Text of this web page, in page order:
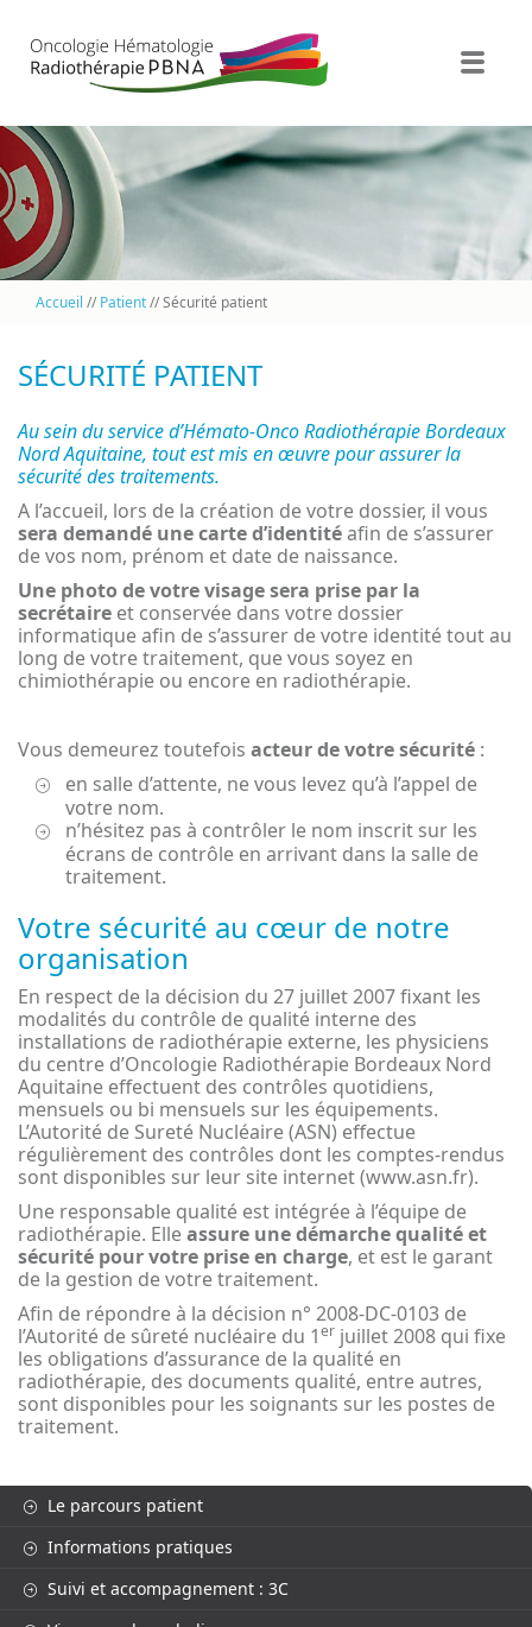
PBNA Oncologie Radiothérapie
Plateau technique
Patient
Comprendre les traitements
Espace Pro
Espace Patient
Nos partenaires
Accueil // Patient// Sécurité patient
SÉCURITÉ PATIENT
Au sein du service d’Hémato-Onco Radiothérapie Bordeaux
Nord Aquitaine, tout est mis en œuvre pour assurer la
sécurité des traitements.
A l’accueil, lors de la création de votre dossier, il vous
sera demandé une carte d’identitéafin de s’assurer
de vos nom, prénom et date de naissance.
Une photo de votre visage sera prise par la
secrétaire et conservée dans votre dossier
informatique afin de s’assurer de votre identité tout au
long de votre traitement, que vous soyez en
chimiothérapie ou encore en radiothérapie.
Vous demeurez toutefois acteur de votre sécurité :
en salle d’attente, ne vous levez qu’à l’appel de
votre nom.
n’hésitez pas à contrôler le nom inscrit sur les
écrans de contrôle en arrivant dans la salle de
traitement.
Votre sécurité au cœur de notre
organisation
En respect de la décision du 27 juillet 2007 fixant les
modalités du contrôle de qualité interne des
installations de radiothérapie externe, les physiciens
du centre d’Oncologie Radiothérapie Bordeaux Nord
Aquitaine effectuent des contrôles quotidiens,
mensuels ou bi mensuels sur les équipements.
L’Autorité de Sureté Nucléaire (ASN) effectue
régulièrement des contrôles dont les comptes-rendus
sont disponibles sur leur site internet (www.asn.fr).
Une responsable qualité est intégrée à l’équipe de
radiothérapie. Elleassure une démarche qualité et
sécurité pour votre prise en charge, et est le garant
de la gestion de votre traitement.
Afin de répondre à la décision n° 2008-DC-0103 de
l’Autorité de sûreté nucléaire du 1er juillet 2008 qui fixe
les obligations d’assurance de la qualité en
radiothérapie, des documents qualité, entre autres,
sont disponibles pour les soignants sur les postes de
traitement.
Le parcours patient
Informations pratiques
Suivi et accompagnement : 3C